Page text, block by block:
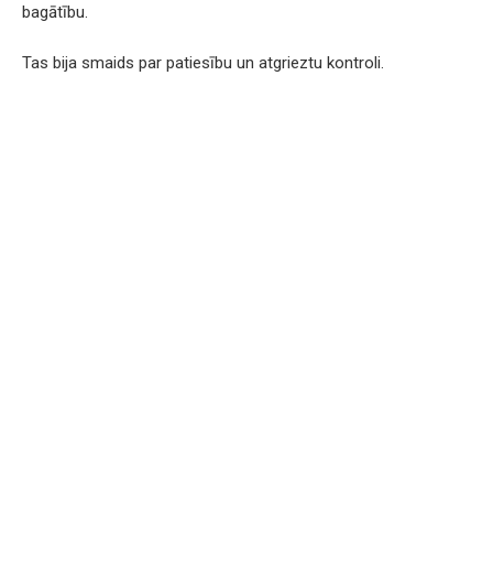
bagātību.
Tas bija smaids par patiesību un atgrieztu kontroli.